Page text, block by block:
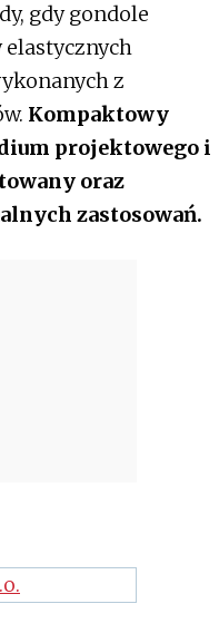
gdy gondole
elastycznych
z
Kompaktowy
projektowego i
oraz
zastosowań.